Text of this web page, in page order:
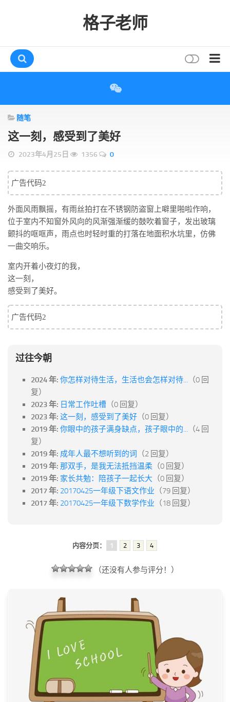
格子老师
互动
评论
打赏
读者
存档
标签
论坛
论坛搜索
页面
关于
博客树
友情链接
随笔
这一刻，感受到了美好
2023年4月25日 1356 0
广告代码2
外面风雨飘摇，有雨丝拍打在不锈钢防盗窗上噼里啪啦作响，
位于室内不知窗外风向的风渐强渐缓的鼓吹着窗子，发出玻璃
颤抖的哐哐声，雨点也时轻时重的打落在地面积水坑里，仿佛
一曲交响乐。
室内开着小夜灯的我，
这一刻，
感受到了美好。
广告代码2
过往今朝
2024 年: 你怎样对待生活，生活也会怎样对待... （0 回
复）
2023 年: 日常工作吐槽 （0 回复）
2023 年: 这一刻，感受到了美好 （0 回复）
2019 年: 你眼中的孩子满身缺点，孩子眼中的... （4 回
复）
2019 年: 成年人最不想听到的词
（2 回复）
2019 年: 那双手，是我无法抵挡温柔 （0 回复）
2019 年: 家长共勉：陪孩子一起长大 （0 回复）
2017 年: 20170425一年级下语文作业 （79 回复）
2017 年: 20170425一年级下数学作业 （18 回复）
内容分页： 1 2 3 4
（还没有人参与评分！）